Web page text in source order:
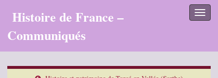
Histoire de France –
Communiqués